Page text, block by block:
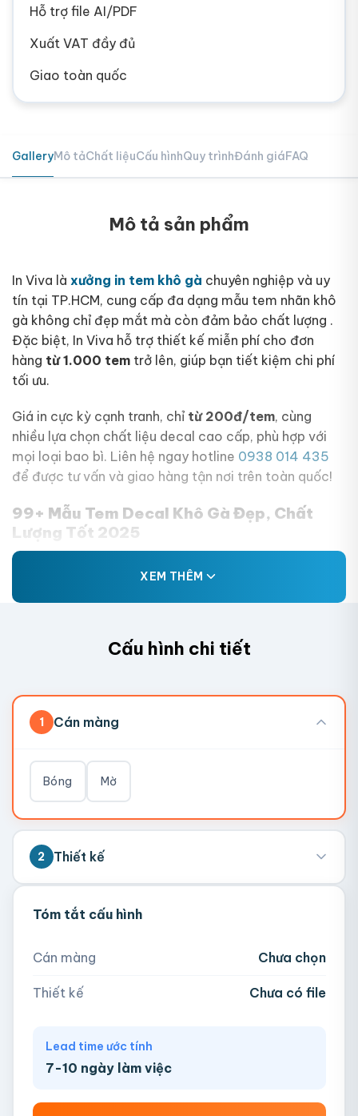
Hỗ trợ file AI/PDF
Xuất VAT đầy đủ
Giao toàn quốc
GalleryMô tảChất liệuCấu hìnhQuy trìnhĐánh giáFAQ
Mô tả sản phẩm
In Viva là xưởng in tem khô gà chuyên nghiệp và uy
tín tại TP.HCM, cung cấp đa dạng mẫu tem nhãn khô
gà không chỉ đẹp mắt mà còn đảm bảo chất lượng .
Đặc biệt, In Viva hỗ trợ thiết kế miễn phí cho đơn
hàng từ 1.000 tem trở lên, giúp bạn tiết kiệm chi phí
tối ưu.
Giá in cực kỳ cạnh tranh, chỉ từ 200đ/tem, cùng
nhiều lựa chọn chất liệu decal cao cấp, phù hợp với
mọi loại bao bì. Liên hệ ngay hotline 0938 014 435
để được tư vấn và giao hàng tận nơi trên toàn quốc!
99+ Mẫu Tem Decal Khô Gà Đẹp, Chất
Lượng Tốt 2025
Mời bạn tham khảo 99+ mẫu tem sticker dán bao bì
khô gà được làm từ các chất liệu và mẫu mã khác
nhau. Nếu doanh nghiệp đã có thiết kế sẵn, hãy liên
XEM THÊM
Cấu hình chi tiết
1 Cán màng
Bóng Mờ
2 Thiết kế
💡 Hỗ trợ AI, PDF, EPS, PSD, PNG (300dpi).
Kéo thả file hoặc
AI, PDF, EPS, PSD, PNG, JPG (tối đa 50MB)
Tóm tắt cấu hình
Cán màng Chưa chọn
Thiết kế Chưa có file
Lead time ước tính
7-10 ngày làm việc